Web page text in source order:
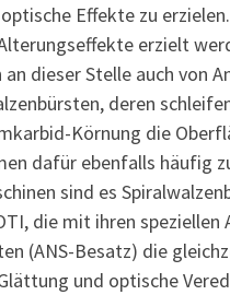
Effekte zu
erzielt
dieser Stelle auch von
deren
Körnung die
dafür ebenfalls häufig
sind es
die mit ihren speziellen
(ANS-Besatz) die
und optische